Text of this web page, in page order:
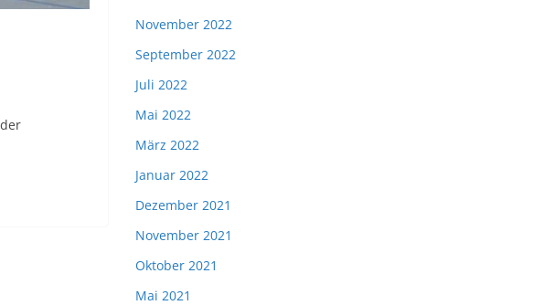
November 2022
September 2022
Juli 2022
Mai 2022
März 2022
Januar 2022
Dezember 2021
November 2021
Oktober 2021
Mai 2021